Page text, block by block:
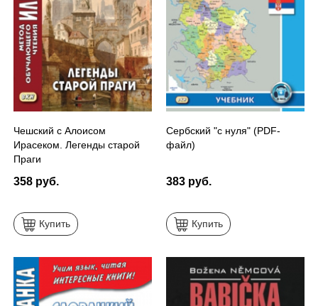
Чешский с Алоисом
Ирасеком. Легенды старой
Праги
358 руб.
Купить
Сербский "с нуля" (PDF-
файл)
383 руб.
Купить